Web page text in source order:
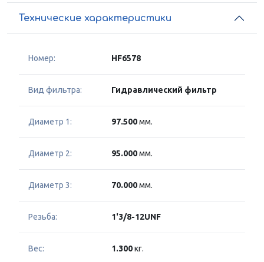
Технические характеристики
Номер: HF6578
Вид фильтра: Гидравлический фильтр
Диаметр 1: 97.500мм.
Диаметр 2: 95.000мм.
Диаметр 3: 70.000мм.
Резьба: 1'3/8-12UNF
Вес: 1.300кг.